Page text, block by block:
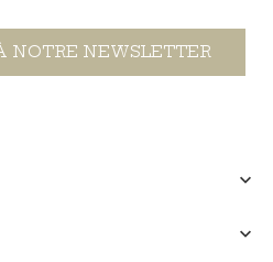
NOTRE NEWSLETTER

